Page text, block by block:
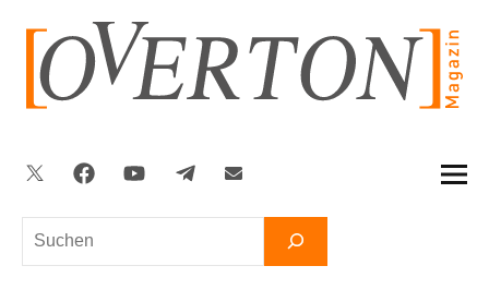
springen
Suchen
Twitter FacebookYouTubeTelegram